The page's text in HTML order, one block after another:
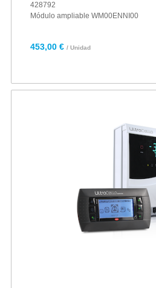
428792
Módulo ampliable WM00ENNI00
453,00 € / Unidad